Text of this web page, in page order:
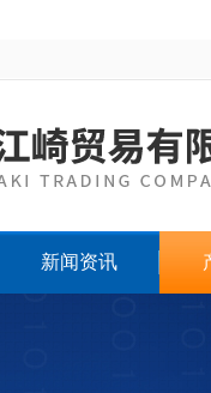
新闻资讯